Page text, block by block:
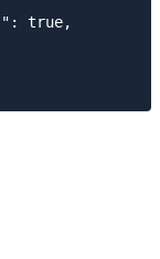
true,